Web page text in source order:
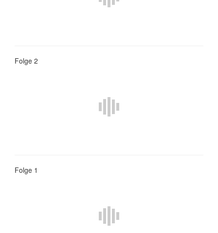
Folge 2
Folge 1